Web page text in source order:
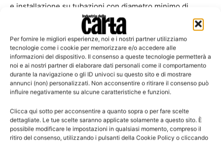
Per fornire le migliori esperienze, noi e i nostri partner utilizziamo
tecnologie come i cookie per memorizzare e/o accedere alle
informazioni del dispositivo. Il consenso a queste tecnologie permetterà a
noi e ai nostri partner di elaborare dati personali come il comportamento
durante la navigazione o gli ID univoci su questo sito e di mostrare
annunci (non) personalizzati. Non acconsentire o ritirare il consenso può
influire negativamente su alcune caratteristiche e funzioni.
Clicca qui sotto per acconsentire a quanto sopra o per fare scelte
dettagliate. Le tue scelte saranno applicate solamente a questo sito. È
possibile modificare le impostazioni in qualsiasi momento, compreso il
ritiro del consenso, utilizzando i pulsanti della Cookie Policy o cliccando
e installazione su tubazioni con diametro minimo di
80mm. Utilizzabile su ogni tipo di carta, inclusa quella di
TAGS trasmettitore di consistenza serie T7C Valcom